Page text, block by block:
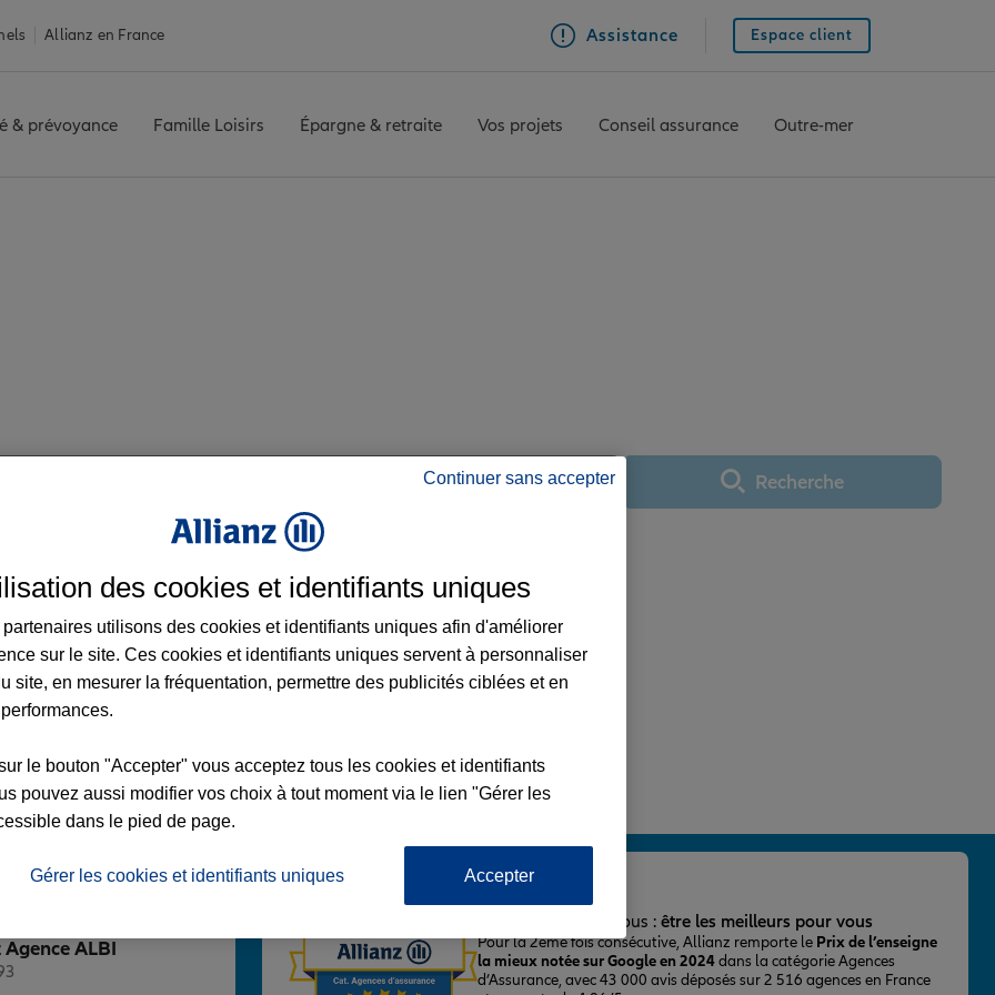
Allianz en France Assistance Espace client
& prévoyance Famille Loisirs Épargne & retraite Vos projets Conseil assurance Outre-mer
Utiliser ma positionRecherche
Voir l'agence
ALBI
L'important pour nous : être les meilleurs pour vous
Pour la 2ème fois consécutive, Allianz remporte le Prix de l’enseigne
la mieux notée sur Google en 2024dans la catégorie Agences
d’Assurance, avec 43 000 avis déposés sur 2 516 agences en France
Continuer sans accepter
des cookies et identifiants uniques
partenaires utilisons des cookies et identifiants uniques afin d'améliorer
sur le site. Ces cookies et identifiants uniques servent à personnaliser
site, en mesurer la fréquentation, permettre des publicités ciblées et en
le bouton "Accepter" vous acceptez tous les cookies et identifiants
pouvez aussi modifier vos choix à tout moment via le lien "Gérer les
dans le pied de page.
Gérer les cookies et identifiants uniques Accepter